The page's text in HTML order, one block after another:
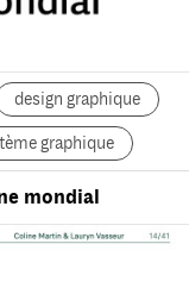
design graphique
graphique
mondial